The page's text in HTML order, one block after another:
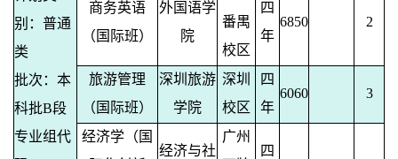
别：普通
类
批次：本
科批B段
专业组代
商务英语
（国际班）
外国语学
院
番禺
校区
四
年
6850 2
旅游管理
（国际班）
深圳旅游
学院
深圳
校区
四
年
6060 3
经济学（国
经济与社
广州
四